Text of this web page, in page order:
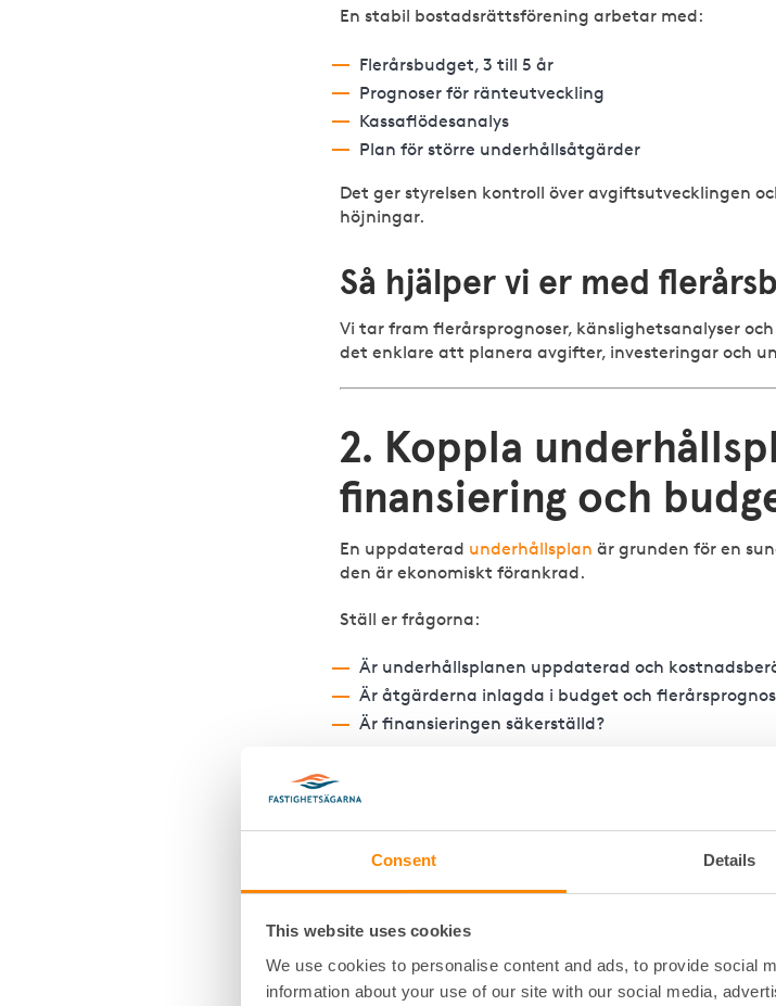
Consent Details
This website uses cookies
We use cookies to personalise content and ads, to provide social
information about your use of our site with our social media,
En stabil bostadsrättsförening arbetar med:
Flerårsbudget, 3 till 5 år
Prognoser för ränteutveckling
Kassaflödesanalys
Plan för större underhållsåtgärder
Det ger styrelsen kontroll över avgiftsutvecklingen
höjningar.
Så hjälper vi er med
Vi tar fram flerårsprognoser, känslighetsanalyser
det enklare att planera avgifter, investeringar och
2. Koppla
finansiering och
En uppdaterad underhållsplan är grunden för en
den är ekonomiskt förankrad.
Ställ er frågorna:
Är underhållsplanen uppdaterad och
Är åtgärderna inlagda i budget och
Är finansieringen säkerställd?
överraskningar.
ekonomi
underhållsplan, budget och finansiering hänger